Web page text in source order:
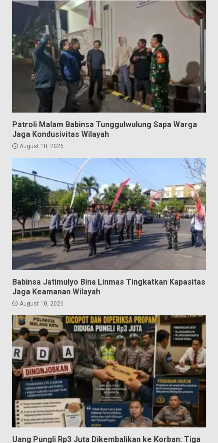
Patroli Malam Babinsa Tunggulwulung Sapa Warga
Jaga Kondusivitas Wilayah
August 10, 2026
Babinsa Jatimulyo Bina Linmas Tingkatkan Kapasitas
Jaga Keamanan Wilayah
August 10, 2026
Uang Pungli Rp3 Juta Dikembalikan ke Korban: Tiga